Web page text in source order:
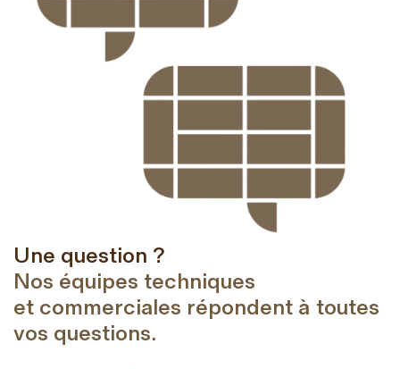
Une question ?
Nos équipes techniques
et commerciales répondent à toutes
vos questions.